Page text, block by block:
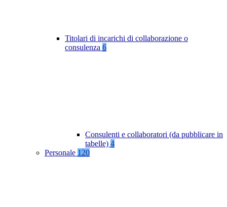
Titolari di incarichi di collaborazione o
consulenza 6
Consulenti e collaboratori (da pubblicare in
tabelle) 4
Personale 120